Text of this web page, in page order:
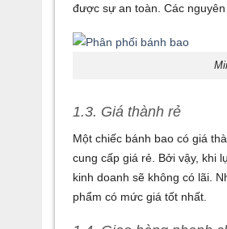
được sự an toàn. Các
1.3. Giá thành rẻ
Một chiếc bánh bao có giá
cung cấp giá rẻ. Bởi vậy, khi
kinh doanh sẽ không có lãi.
phẩm có mức giá tốt nhất.